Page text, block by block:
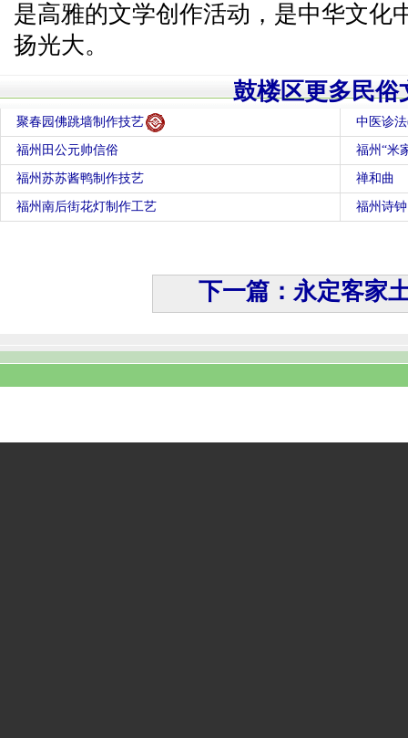
是高雅的文学创作活动，是中华文化
扬光大。
鼓楼区更多民俗
聚春园佛跳墙制作技艺 中医诊
福州田公元帅信俗 福州“米
福州苏苏酱鸭制作技艺 禅和曲
福州南后街花灯制作工艺 福州诗钟
下一篇：永定客家